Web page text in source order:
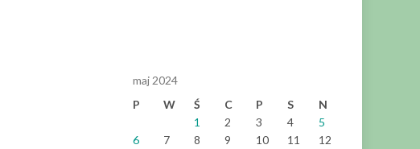
maj 2024
P
W Ś C P S
N
1
2 3 4
5
6
7 8 9 10 11
12